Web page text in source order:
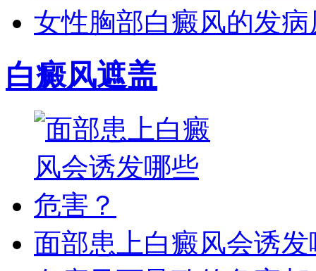
女性胸部白癜风的发
白癜风遮盖
面部患上白癜风会诱